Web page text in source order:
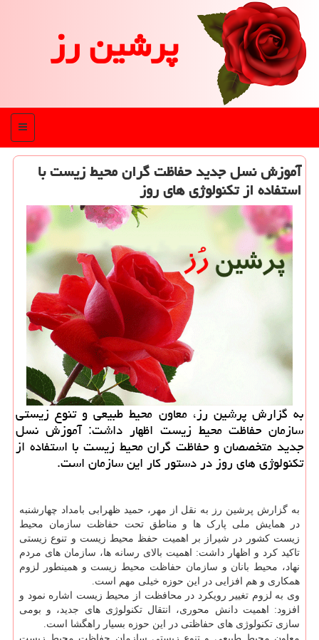
پرشین رز
منو
آموزش نسل جدید حفاظت گران محیط زیست با
استفاده از تکنولوژی های روز
به گزارش پرشین رز، معاون محیط طبیعی و تنوع زیستی
سازمان حفاظت محیط زیست اظهار داشت: آموزش نسل
جدید متخصصان و حفاظت گران محیط زیست با استفاده از
تکنولوژی های روز در دستور کار این سازمان است.
به گزارش پرشین رز به نقل از مهر، حمید ظهرابی بامداد چهارشنبه
در همایش ملی پارک ها و مناطق تحت حفاظت سازمان محیط
زیست کشور در شیراز بر اهمیت حفظ محیط زیست و تنوع زیستی
تاکید کرد و اظهار داشت: اهمیت بالای رسانه ها، سازمان های مردم
نهاد، محیط بانان و سازمان حفاظت محیط زیست و همینطور لزوم
همکاری و هم افزایی در این حوزه خیلی مهم است.
وی به لزوم تغییر رویکرد در محافظت از محیط زیست اشاره نمود و
افزود: اهمیت دانش محوری، انتقال تکنولوژی های جدید، و بومی
سازی تکنولوژی های حفاظتی در این حوزه بسیار راهگشا است.
معاون محیط طبیعی و تنوع زیستی سازمان حفاظت محیط زیست